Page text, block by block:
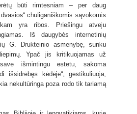
būti rimtesniam – per daug
chuliganiškomis sąvokomis
yra ribos. Priešingu atveju
Iš daugybės internetinių
G. Drukteinio asmenybę, sunku
Ypač jis kritikuojamas už
išmintingu estetu, sakoma
išsidrėbęs kėdėje“, gestikuliuoja,
nekultūringa poza rodo tik tariamą